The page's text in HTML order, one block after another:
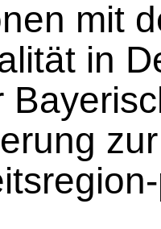
mit
in
zur